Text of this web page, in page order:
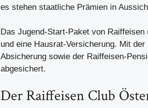
es stehen staatliche Prämien in
Das Jugend-Start-Paket von
und eine Hausrat-Versicherung. Mit
Absicherung sowie der Raiffeisen-
abgesichert.
Der Raiffeisen Club